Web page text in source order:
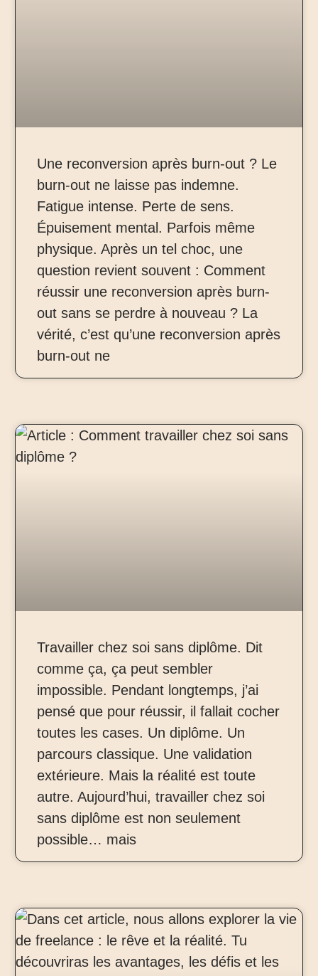
Une reconversion après burn-out ? Le
burn-out ne laisse pas indemne.
Fatigue intense. Perte de sens.
Épuisement mental. Parfois même
physique. Après un tel choc, une
question revient souvent : Comment
réussir une reconversion après burn-
out sans se perdre à nouveau ? La
vérité, c’est qu’une reconversion après
burn-out ne
Travailler chez soi sans diplôme. Dit
comme ça, ça peut sembler
impossible. Pendant longtemps, j’ai
pensé que pour réussir, il fallait cocher
toutes les cases. Un diplôme. Un
parcours classique. Une validation
extérieure. Mais la réalité est toute
autre. Aujourd’hui, travailler chez soi
sans diplôme est non seulement
possible… mais